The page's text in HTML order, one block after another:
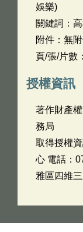
娛樂)
關鍵詞：
附件：無
頁/張/片數
授權資訊
著作財產
務局
取得授權
心 電話：
雅區四維